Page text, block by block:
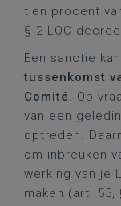
tien procent
§ 2 LOC-
Een sanctie
tussenkomst
Comité. Op
van een
optreden.
om inbreuken
werking van je
maken (art. 55,